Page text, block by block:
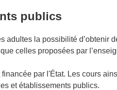
publics
adultes la possibilité d’obtenir
celles proposées par
par l'État. Les cours
et établissements publics.